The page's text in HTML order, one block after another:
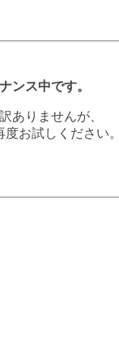
ンス中です。
ありませんが、
お試しください。